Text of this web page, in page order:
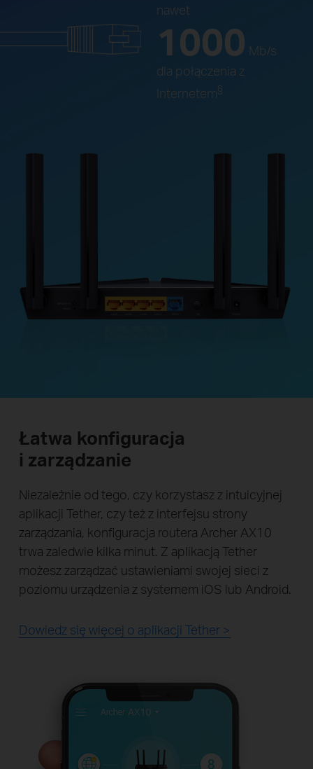
nawet
1000 Mb/s
dla połączenia z
Internetem§
Łatwa konfiguracja
i zarządzanie
Niezależnie od tego, czy korzystasz z intuicyjnej
aplikacji Tether, czy też z interfejsu strony
zarządzania, konfiguracja routera Archer AX10
trwa zaledwie kilka minut. Z aplikacją Tether
możesz zarządzać ustawieniami swojej sieci z
poziomu urządzenia z systemem iOS lub Android.
Dowiedz się więcej o aplikacji Tether >